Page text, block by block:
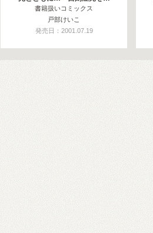
書籍扱いコミックス
戸部けいこ
発売日：2001.07.19